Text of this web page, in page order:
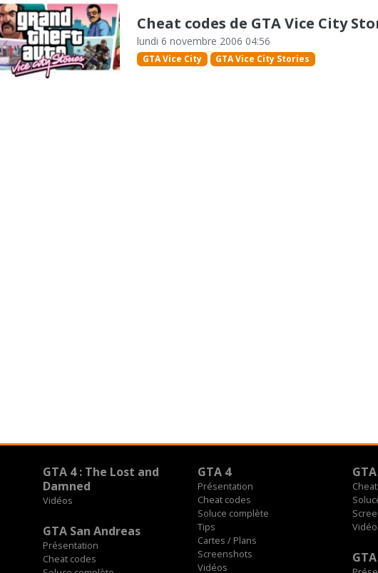
Cheat codes de GTA Vice City
lundi 6 novembre 2006 04:56
GTA Vice City GTA Vice City Stories
GTA 4 : The Lost and
Damned
Vidéos
GTA 4
Présentation
Cheat codes
Soluce complète
Tips
Cartes / Plans
Screenshots
Vidéos
GTA San Andreas
Présentation
Cheat codes